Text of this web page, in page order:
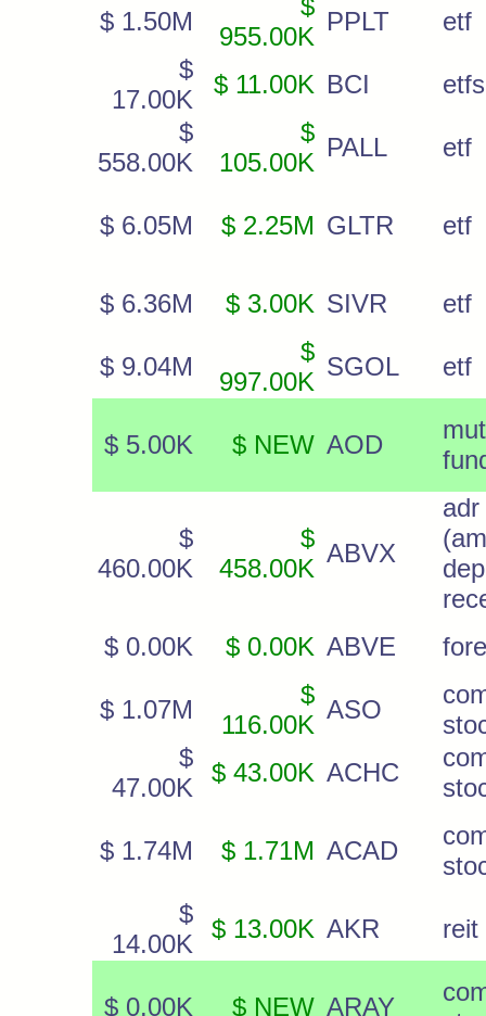
$ 1.50M
$
955.00K
PPLT
etf
$
17.00K
$ 11.00K BCI
etfs
$
558.00K
$
105.00K
PALL etf
$ 6.05M $ 2.25M GLTR etf
$ 6.36M $ 3.00K SIVR etf
$ 9.04M
$
997.00K
SGOL etf
$ 5.00K $ NEW AOD
$
460.00K
$
458.00K
ABVX
adr
$ 0.00K
$ 0.00K ABVE
$ 1.07M
$
116.00K
ASO
$
47.00K
$ 43.00K ACHC
$ 1.74M $ 1.71M ACAD
$
14.00K
$ 13.00K AKR reit
$ 0.00K $ NEW ARAY